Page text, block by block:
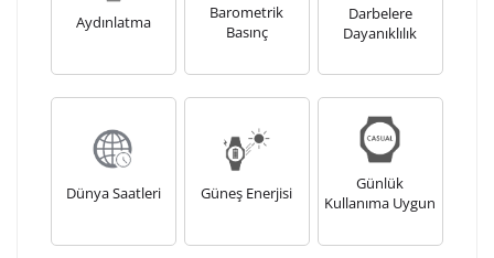
Aydınlatma
Barometrik
Basınç
Darbelere
Dayanıklılık
Dünya Saatleri Güneş Enerjisi
Günlük
Kullanıma Uygun